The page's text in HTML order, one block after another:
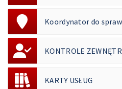
Koordynator do
KONTROLE
KARTY USŁUG